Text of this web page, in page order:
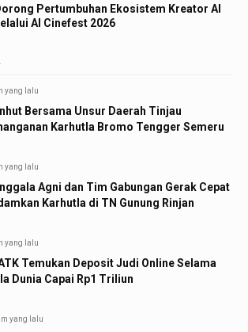
Pertumbuhan Ekosistem Kreator AI
AI Cinefest 2026
yang lalu
Bersama Unsur Daerah Tinjau
Karhutla Bromo Tengger Semeru
yang lalu
Agni dan Tim Gabungan Gerak Cepat
Karhutla di TN Gunung Rinjan
yang lalu
Temukan Deposit Judi Online Selama
Dunia Capai Rp1 Triliun
yang lalu